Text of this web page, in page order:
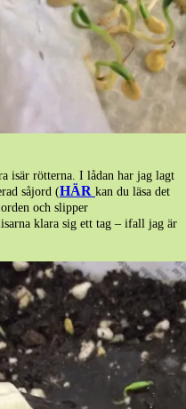
isär rötterna. I lådan har jag lagt
såjord (HÄR kan du läsa det
och slipper
klara sig ett tag – ifall jag är